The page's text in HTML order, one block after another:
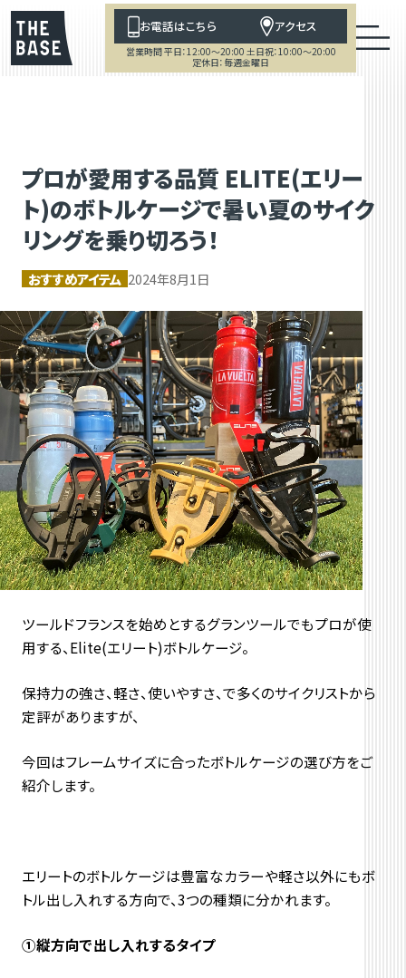
お電話はこちら アクセス
営業時間 平日：12:00～20:00 土日祝：10:00～20:00
定休日：毎週金曜日
プロが愛用する品質 ELITE(エリー
ト)のボトルケージで暑い夏のサイク
リングを乗り切ろう！
おすすめアイテム 2024年8月1日
ツールドフランスを始めとするグランツールでもプロが使
用する、Elite(エリート)ボトルケージ。
保持力の強さ、軽さ、使いやすさ、で多くのサイクリストから
定評がありますが、
今回はフレームサイズに合ったボトルケージの選び方をご
紹介します。
エリートのボトルケージは豊富なカラーや軽さ以外にもボ
トル出し入れする方向で、3つの種類に分かれます。
①縦方向で出し入れするタイプ